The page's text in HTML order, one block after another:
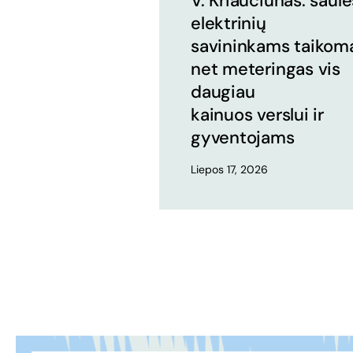
elektrinių
savininkams
net meteringas vis
daugiau
kainuos verslui ir
gyventojams
Liepos 17, 2026